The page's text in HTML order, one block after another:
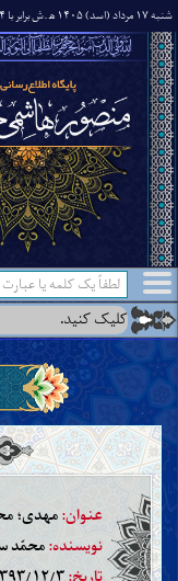
شنبه ۱۷ مرداد (اسد) ۱۴۰۵ ه‍ .ش برابر با ۲۴ صفر ۱۴۴۸ ه‍
عنوان:مهدی؛
نویسنده:محمّد